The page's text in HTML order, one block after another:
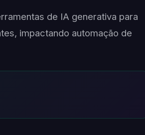
de IA generativa para
impactando automação de